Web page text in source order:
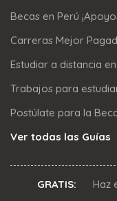
Becas en Perú
Carreras Mejor
Estudiar a distancia
Trabajos para
Postúlate para la
Ver todas las Guías
GRATIS: Haz